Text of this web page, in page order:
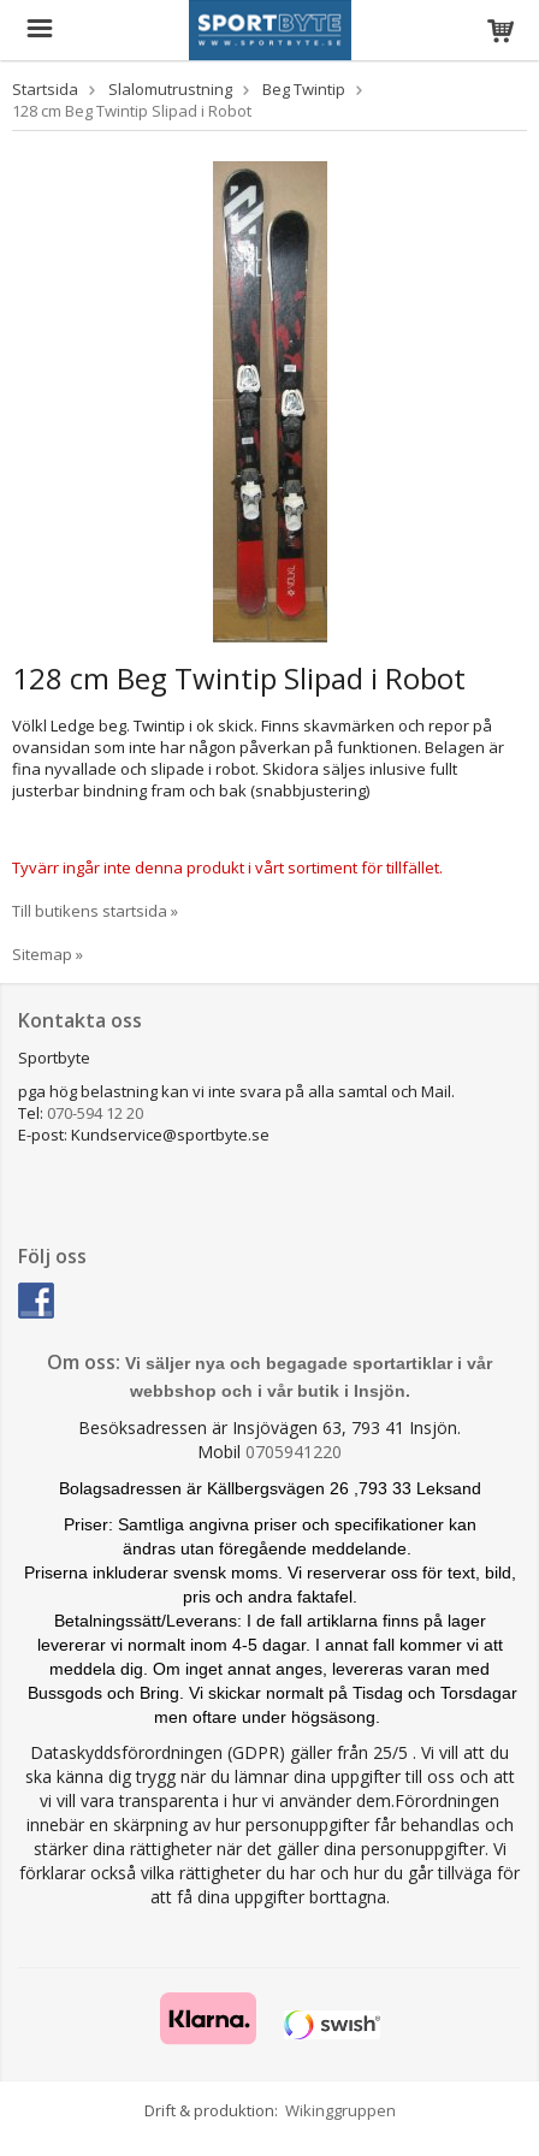
Startsida Slalomutrustning
Beg Twintip
128 cm Beg Twintip Slipad i Robot
128 cm Beg Twintip Slipad i Robot
Völkl Ledge beg. Twintip i ok skick. Finns skavmärken och repor på
ovansidan som inte har någon påverkan på funktionen. Belagen är
fina nyvallade och slipade i robot. Skidora säljes inlusive fullt
justerbar bindning fram och bak (snabbjustering)
Tyvärr ingår inte denna produkt i vårt sortiment för tillfället.
Till butikens startsida »
Sitemap »
Kontakta oss
Sportbyte
pga hög belastning kan vi inte svara på alla samtal och Mail.
Tel: 070-594 12 20
E-post: Kundservice@sportbyte.se
Följ oss
Om oss: Vi säljer nya och begagade sportartiklar i vår
webbshop och i vår butik i Insjön.
Besöksadressen är Insjövägen 63, 793 41 Insjön.
Mobil 0705941220
Bolagsadressen är Källbergsvägen 26 ,793 33 Leksand
Priser: Samtliga angivna priser och specifikationer kan
ändras utan föregående meddelande.
Priserna inkluderar svensk moms. Vi reserverar oss för text, bild,
pris och andra faktafel.
Betalningssätt/Leverans: I de fall artiklarna finns på lager
levererar vi normalt inom 4-5 dagar. I annat fall kommer vi att
meddela dig. Om inget annat anges, levereras varan med
Bussgods och Bring. Vi skickar normalt på Tisdag och Torsdagar
men oftare under högsäsong.
Dataskyddsförordningen (GDPR) gäller från 25/5 . Vi vill att du
ska känna dig trygg när du lämnar dina uppgifter till oss och att
vi vill vara transparenta i hur vi använder dem.Förordningen
innebär en skärpning av hur personuppgifter får behandlas och
stärker dina rättigheter när det gäller dina personuppgifter. Vi
förklarar också vilka rättigheter du har och hur du går tillväga för
att få dina uppgifter borttagna.
Drift & produktion: Wikinggruppen